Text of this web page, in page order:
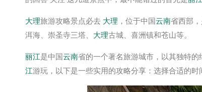
大理旅游攻略景点必去 大理 ，位于中国云南省西部
洱海、崇圣寺三塔、 大理古城、喜洲镇和苍山等。
丽江是中国云南省的一个著名旅游城市，以其独特
江游玩，以下是一些实用的攻略分享：选择合适的时